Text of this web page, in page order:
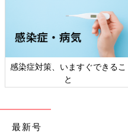
自分がズボラなせいで娘に謎
たすら謝りました。娘はなぜ
でもこの直後に「柿 おかゆ」
ヒットしたのでそこまで変わ
や、でもご飯に柿が乗ってる
それからはフリーザーバッグ
関連：一家全滅の日、無敵に
#20】
感染症対策、いますぐできるこ
と
最新号